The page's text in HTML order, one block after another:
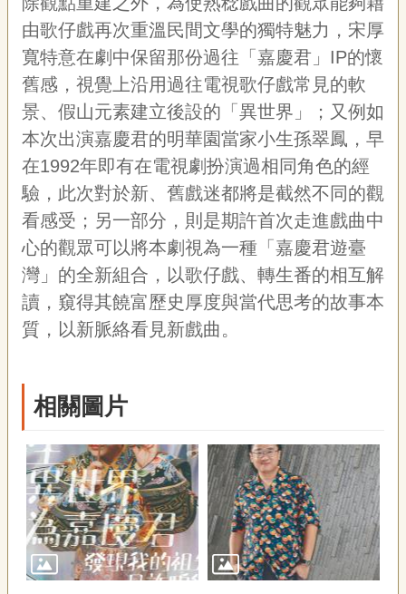
由歌仔戲再次重溫民間文學的獨特魅力，宋厚
寬特意在劇中保留那份過往「嘉慶君」IP的懷
舊感，視覺上沿用過往電視歌仔戲常見的軟
景、假山元素建立後設的「異世界」；又例如
本次出演嘉慶君的明華園當家小生孫翠鳳，早
在1992年即有在電視劇扮演過相同角色的經
驗，此次對於新、舊戲迷都將是截然不同的觀
看感受；另一部分，則是期許首次走進戲曲中
心的觀眾可以將本劇視為一種「嘉慶君遊臺
灣」的全新組合，以歌仔戲、轉生番的相互解
讀，窺得其饒富歷史厚度與當代思考的故事本
質，以新脈絡看見新戲曲。
相關圖片